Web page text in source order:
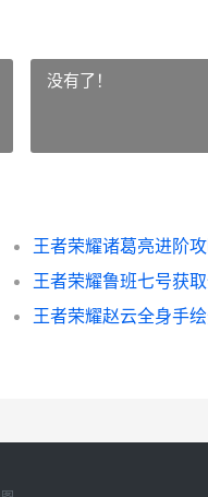
没有了！
王者荣耀鲁班七号获
王者荣耀赵云全身手